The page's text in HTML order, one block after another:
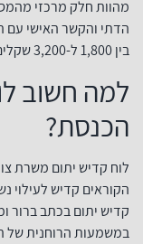
מהוות חלק מרכזי
הדתי והקשר האישי עם
בין 1,800 ל-3,200 שקלים, בהתאם לחומרים ולמורכבות העיצוב.
למה חשוב
הכנסת?
לוח קדיש יתום משרת
הקוראים קדיש לעילוי
קדיש יתום בכתב
במשמעות הרוחנית של